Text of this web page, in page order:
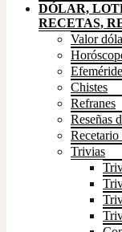
DÓLAR,
RECETAS,
Valor
Chistes
Refranes
Reseñas
Recetario
Trivias